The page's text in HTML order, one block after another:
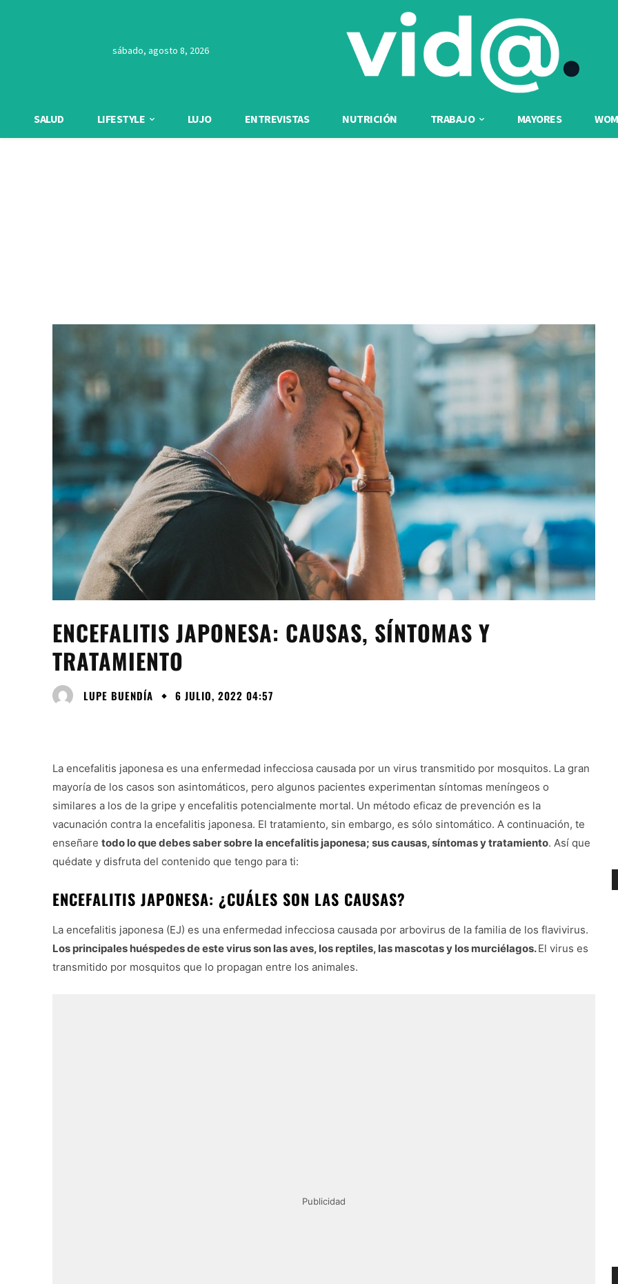
sábado, agosto 8, 2026
SALUD LIFESTYLE LUJO ENTREVISTAS NUTRICIÓN TRABAJO MAYORES
ENCEFALITIS JAPONESA: CAUSAS, SÍNTOMAS Y
TRATAMIENTO
LUPE BUENDÍA 6 JULIO, 2022 04:57
La encefalitis japonesa es una enfermedad infecciosa causada por un virus transmitido por mosquitos. La gran
mayoría de los casos son asintomáticos, pero algunos pacientes experimentan síntomas meníngeos o
similares a los de la gripe y encefalitis potencialmente mortal. Un método eficaz de prevención es la
vacunación contra la encefalitis japonesa. El tratamiento, sin embargo, es sólo sintomático. A continuación, te
enseñare todo lo que debes saber sobre la encefalitis japonesa; sus causas, síntomas y tratamiento. Así que
quédate y disfruta del contenido que tengo para ti:
ENCEFALITIS JAPONESA: ¿CUÁLES SON LAS CAUSAS?
La encefalitis japonesa (EJ) es una enfermedad infecciosa causada por arbovirus de la familia de los flavivirus.
Los principales huéspedes de este virus son las aves, los reptiles, las mascotas y los murciélagos.El virus es
transmitido por mosquitos que lo propagan entre los animales.
Publicidad